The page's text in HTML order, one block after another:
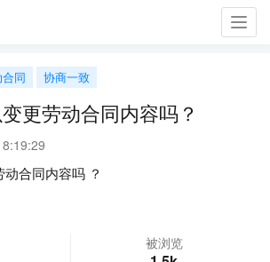
同 协商一致
更劳动合同内容吗？
合同内容吗 ？
被浏览